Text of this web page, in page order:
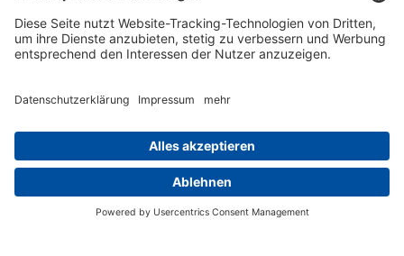
MEHR ERFAHREN
Du suchst einen Facharzt?
ARZT FINDEN